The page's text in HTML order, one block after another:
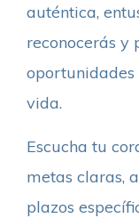
auténtica,
reconocerás y
oportunidades
vida.
Escucha tu
metas claras,
plazos